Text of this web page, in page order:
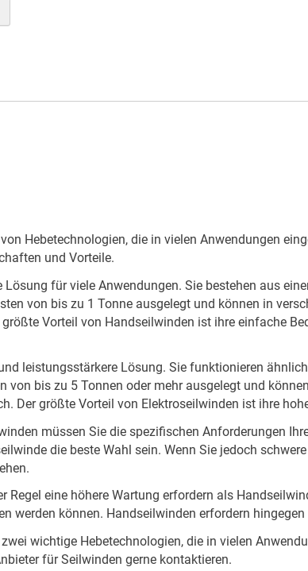
die Seite
Hebetechnologien, die in vielen Anwendungen
und Vorteile.
für viele Anwendungen. Sie bestehen aus
von bis zu 1 Tonne ausgelegt und können in
Vorteil von Handseilwinden ist ihre einfache
leistungsstärkere Lösung. Sie funktionieren
bis zu 5 Tonnen oder mehr ausgelegt und
Der größte Vorteil von Elektroseilwinden ist ihre
müssen Sie die spezifischen Anforderungen
die beste Wahl sein. Wenn Sie jedoch
eine höhere Wartung erfordern als
werden können. Handseilwinden erfordern
wichtige Hebetechnologien, die in vielen
für Seilwinden gerne kontaktieren.